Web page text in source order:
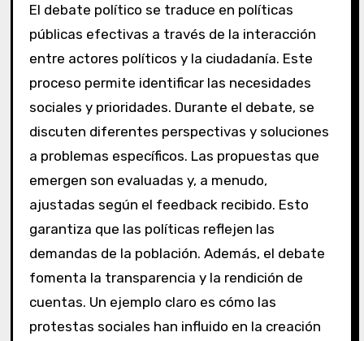
El debate político se traduce en políticas
públicas efectivas a través de la interacción
entre actores políticos y la ciudadanía. Este
proceso permite identificar las necesidades
sociales y prioridades. Durante el debate, se
discuten diferentes perspectivas y soluciones
a problemas específicos. Las propuestas que
emergen son evaluadas y, a menudo,
ajustadas según el feedback recibido. Esto
garantiza que las políticas reflejen las
demandas de la población. Además, el debate
fomenta la transparencia y la rendición de
cuentas. Un ejemplo claro es cómo las
protestas sociales han influido en la creación